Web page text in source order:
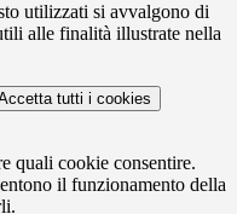
utilizzati si avvalgono di
alle finalità illustrate nella
tutti i cookies
quali cookie consentire.
il funzionamento della